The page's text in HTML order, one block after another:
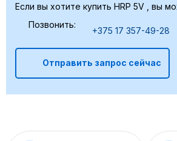
Если вы хотите купить HRP 5V , вы
Позвонить:
+375 17 357-49-28
Отправить запрос сейчас